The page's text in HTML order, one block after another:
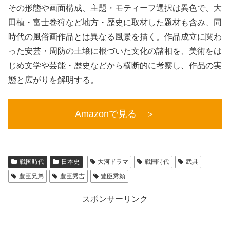
その形態や画面構成、主題・モティーフ選択は異色で、大
田植・富士巻狩など地方・歴史に取材した題材も含み、同
時代の風俗画作品とは異なる風景を描く。作品成立に関わ
った安芸・周防の土壌に根づいた文化の諸相を、美術をは
じめ文学や芸能・歴史などから横断的に考察し、作品の実
態と広がりを解明する。
Amazonで見る ＞
戦国時代 日本史 大河ドラマ 戦国時代
武具
豊臣兄弟
豊臣秀吉 豊臣秀頼
スポンサーリンク